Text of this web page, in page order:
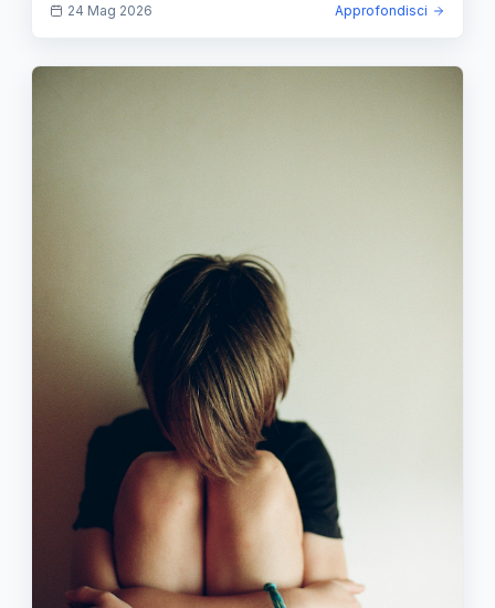
24 Mag 2026 Approfondisci